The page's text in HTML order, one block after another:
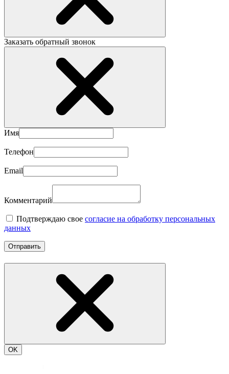
Заказать обратный звонок
Имя
Телефон
Email
Комментарий
Подтверждаю свое согласие на обработку персональных
данных
Отправить
OK